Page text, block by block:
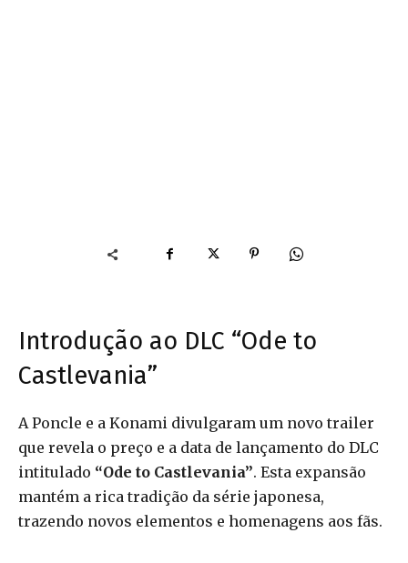
Introdução ao DLC “Ode to
Castlevania”
A Poncle e a Konami divulgaram um novo trailer
que revela o preço e a data de lançamento do DLC
intitulado “Ode to Castlevania”. Esta expansão
mantém a rica tradição da série japonesa,
trazendo novos elementos e homenagens aos fãs.